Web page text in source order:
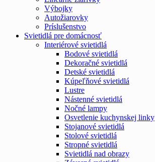
Výbojky
Autožiarovky
Príslušenstvo
Svietidlá pre domácnosť
Interiérové svietidlá
Bodové svietidlá
Dekoračné svietidlá
Detské svietidlá
Kúpeľňové svietidlá
Lustre
Nástenné svietidlá
Nočné lampy
Osvetlenie kuchynskej linky
Stojanové svietidlá
Stolové svietidlá
Stropné svietidlá
Svietidlá nad obrazy